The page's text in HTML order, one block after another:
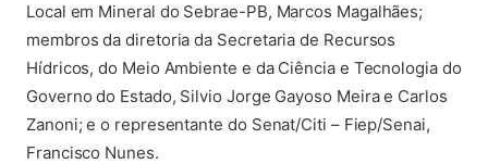
Local em Mineral do Sebrae-PB, Marcos Magalhães;
membros da diretoria da Secretaria de Recursos
Hídricos, do Meio Ambiente e da Ciência e Tecnologia do
Governo do Estado, Silvio Jorge Gayoso Meira e Carlos
Zanoni; e o representante do Senat/Citi – Fiep/Senai,
Francisco Nunes.